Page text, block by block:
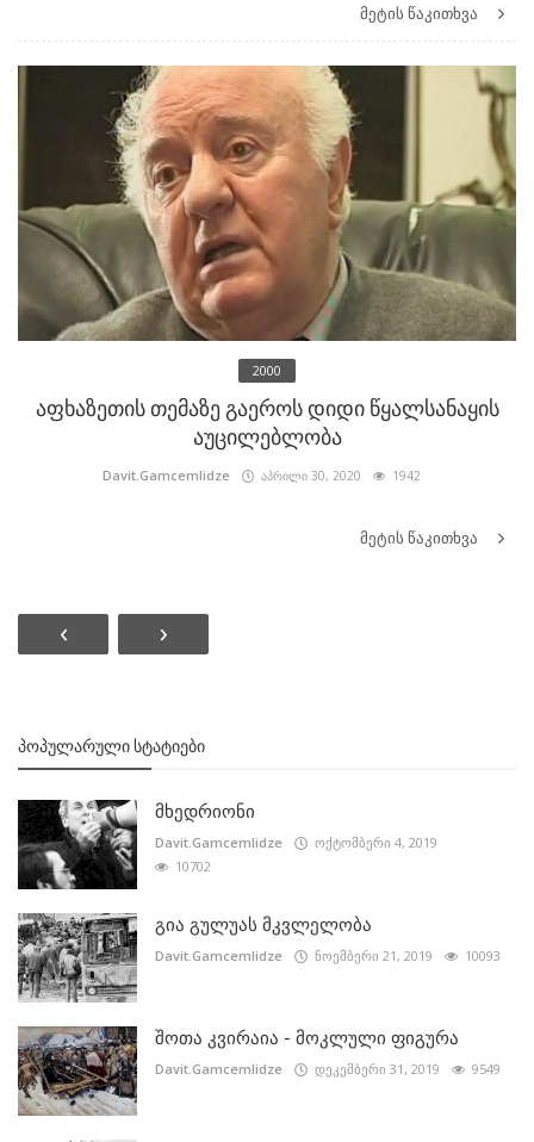
მეტის წაკითხვა
2000
აფხაზეთის თემაზე გაეროს დიდი წყალსანაყის
აუცილებლობა
Davit.Gamcemlidze აპრილი 30, 2020 1942
მეტის წაკითხვა
‹ ›
ᲞᲝᲞᲣᲚᲐᲠᲣᲚᲘ ᲡᲢᲐᲢᲘᲔᲑᲘ
მხედრიონი
Davit.Gamcemlidze
ოქტომბერი 4, 2019
10702
გია გულუას მკვლელობა
Davit.Gamcemlidze ნოემბერი 21, 2019 10093
შოთა კვირაია - მოკლული ფიგურა
Davit.Gamcemlidze დეკემბერი 31, 2019 9549